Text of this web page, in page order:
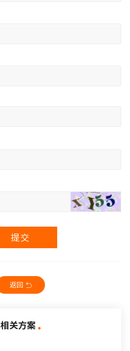
提交
返回
相关方案